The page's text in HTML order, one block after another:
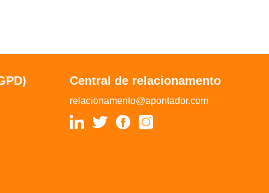
Central de relacionamento
relacionamento@apontador.com